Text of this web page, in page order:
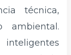
técnica,
ambiental.